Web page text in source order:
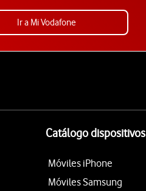
Ir a Mi Vodafone
Catálogo dispositivos
Móviles iPhone
Móviles Samsung